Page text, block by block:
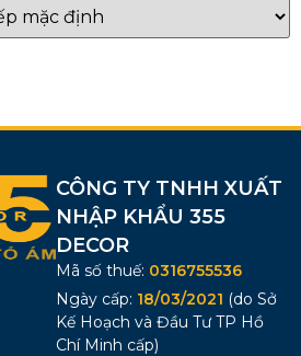
CÔNG TY TNHH XUẤT
NHẬP KHẨU 355
DECOR
Mã số thuế: 0316755536
Ngày cấp: 18/03/2021 (do Sở
Kế Hoạch và Đầu Tư TP Hồ
Chí Minh cấp)